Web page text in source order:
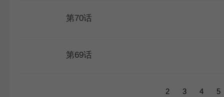
第70话
第69话
2 3 4 5